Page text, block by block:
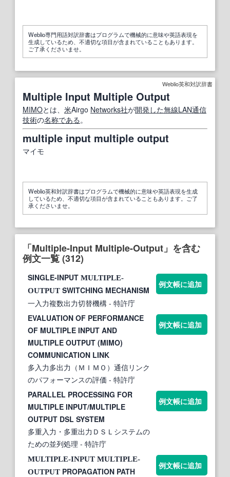
Weblio専門用語対訳辞書はプログラムで機械的に意味や英語表現を
生成しているため、不適切な項目が含まれていることもあります。
ご了承くださいませ。
Weblio英和対訳辞書
Multiple Input Multiple Output
MIMOとは、 米Airgo Networks社が開発した無線LAN通信
技術の名称である 。
multiple input multiple output
マイモ
Weblio英和対訳辞書はプログラムで機械的に意味や英語表現を生成
しているため、不適切な項目が含まれていることもあります。ご了
承くださいませ。
「Multiple-Input Multiple-Output」を含む
例文一覧 (312)
SINGLE-INPUT MULTIPLE-
OUTPUT SWITCHING MECHANISM
一入力複数出力切替機構 - 特許庁
例文帳に追加
EVALUATION OF PERFORMANCE
OF MULTIPLE INPUT AND
MULTIPLE OUTPUT (MIMO)
COMMUNICATION LINK
多入力多出力（ＭＩＭＯ）通信リンク
のパフォーマンスの評価 - 特許庁
例文帳に追加
PARALLEL PROCESSING FOR
MULTIPLE INPUT/MULTIPLE
OUTPUT DSL SYSTEM
多重入力・多重出力ＤＳＬシステムの
ための並列処理 - 特許庁
例文帳に追加
MULTIPLE-INPUT MULTIPLE-
OUTPUT PROPAGATION PATH
例文帳に追加